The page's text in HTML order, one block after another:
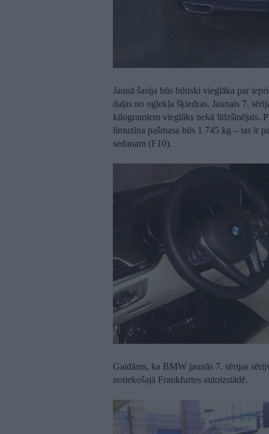
Jaunā šasija būs būtiski vieglāka par
daļas no oglekļa šķiedras. Jaunais 7.
kilogramiem vieglāks nekā līdzšinējais.
limuzīna pašmasa būs 1 745 kg – tas ir
sedanam (F10).
Gaidāms, ka BMW jaunās 7. sērijas
notiekošajā Frankfurtes autoizstādē.